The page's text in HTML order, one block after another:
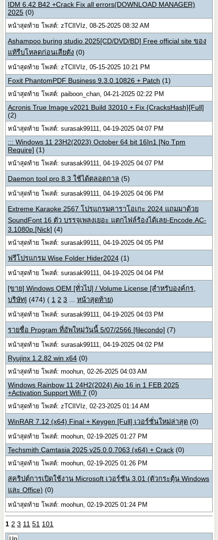
IDM 6.42 B42 +Crack Fix all errors(DOWNLOAD MANAGER)
2025 (0)
หน้าสุดท้าย โพสต์: zTClIVIz, 08-25-2025 08:32 AM
Ashampoo buring studio 2025[CD/DVD/BD] Free official site ของ
แท้รีบโหลดก่อนเสียตัง (0)
หน้าสุดท้าย โพสต์: zTClIVIz, 05-15-2025 10:21 PM
Foxit PhantomPDF Business 9.3.0.10826 + Patch (1)
หน้าสุดท้าย โพสต์: paiboon_chan, 04-21-2025 02:22 PM
Acronis True Image v2021 Build 32010 + Fix {CracksHash}[Full]
(2)
หน้าสุดท้าย โพสต์: surasak99111, 04-19-2025 04:07 PM
::: Windows 11 23H2(2023) October 64 bit 16In1 [No Tpm
Require] (1)
หน้าสุดท้าย โพสต์: surasak99111, 04-19-2025 04:07 PM
Daemon tool pro 8.3 ใช้ได้ตลอดกาล (5)
หน้าสุดท้าย โพสต์: surasak99111, 04-19-2025 04:06 PM
Extreme Karaoke 2567 โปรแกรมคาราโอเกะ 2024 แถมมาด้วย
SoundFont 16 ตัว บรรจุเพลงเยอะ แตกไฟล์ร้องได้เลย-Encode.AC-
3.1080p.[Nick] (4)
หน้าสุดท้าย โพสต์: surasak99111, 04-19-2025 04:05 PM
ฟรีโปรแกรม Wise Folder Hider2024 (1)
หน้าสุดท้าย โพสต์: surasak99111, 04-19-2025 04:04 PM
[ขาย] Windows OEM [ทั่วไป] / Volume License [สำหรับองค์กร,
บริษัท] (474)( 1 2 3 ...หน้าสุดท้าย)
หน้าสุดท้าย โพสต์: surasak99111, 04-19-2025 04:03 PM
รายชื่อ Program ที่อัพใหม่วันนี้ 5/07/2566 [filecondo] (7)
หน้าสุดท้าย โพสต์: surasak99111, 04-19-2025 04:02 PM
Ryujinx 1.2.82 win x64 (0)
หน้าสุดท้าย โพสต์: moohun, 02-26-2025 04:03 AM
Windows Rainbow 11 24H2(2024) Aio 16 in 1 FEB 2025
+Activation Support Wifi 7 (0)
หน้าสุดท้าย โพสต์: zTClIVIz, 02-23-2025 01:14 AM
WinRAR 7.12 (x64) Final + Keygen [Full] เวอร์ชั่นใหม่ล่าสุด (0)
หน้าสุดท้าย โพสต์: moohun, 02-19-2025 01:27 PM
Techsmith Camtasia 2025 v25.0.0.7063 (x64) + Crack (0)
หน้าสุดท้าย โพสต์: moohun, 02-19-2025 01:26 PM
สคริปต์การเปิดใช้งาน Microsoft เวอร์ชัน 3.01 (ตัวกระตุ้น Windows
และ Office) (0)
หน้าสุดท้าย โพสต์: moohun, 02-19-2025 01:24 PM
1 2 3 11 51 101